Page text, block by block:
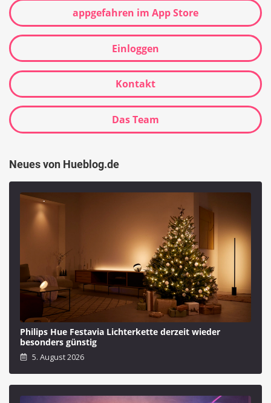
appgefahren im App Store
Einloggen
Kontakt
Das Team
Neues von Hueblog.de
Philips Hue Festavia Lichterkette derzeit wieder
besonders günstig
5. August 2026